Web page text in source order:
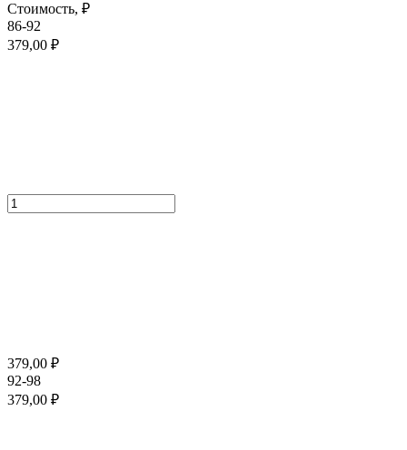
Стоимость, ₽
86-92
379,00 ₽
379,00 ₽
92-98
379,00 ₽